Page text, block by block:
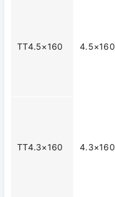
TT4.5×160 4.5×160
TT4.3×160 4.3×160